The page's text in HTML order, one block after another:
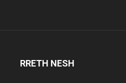
RRETH NESH